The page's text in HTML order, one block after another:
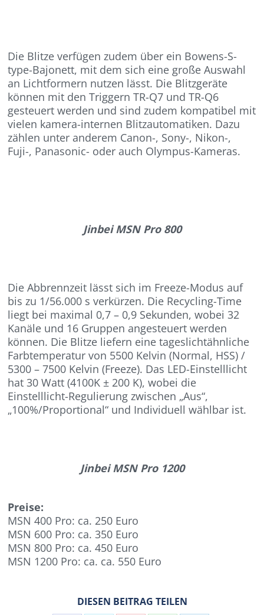
Die Blitze verfügen zudem über ein Bowens-S-
type-Bajonett, mit dem sich eine große Auswahl
an Lichtformern nutzen lässt. Die Blitzgeräte
können mit den Triggern TR-Q7 und TR-Q6
gesteuert werden und sind zudem kompatibel mit
vielen kamera-internen Blitzautomatiken. Dazu
zählen unter anderem Canon-, Sony-, Nikon-,
Fuji-, Panasonic- oder auch Olympus-Kameras.
Jinbei MSN Pro 800
Die Abbrennzeit lässt sich im Freeze-Modus auf
bis zu 1/56.000 s verkürzen. Die Recycling-Time
liegt bei maximal 0,7 – 0,9 Sekunden, wobei 32
Kanäle und 16 Gruppen angesteuert werden
können. Die Blitze liefern eine tageslichtähnliche
Farbtemperatur von 5500 Kelvin (Normal, HSS) /
5300 – 7500 Kelvin (Freeze). Das LED-Einstelllicht
hat 30 Watt (4100K ± 200 K), wobei die
Einstelllicht-Regulierung zwischen „Aus“,
„100%/Proportional“ und Individuell wählbar ist.
Jinbei MSN Pro 1200
Preise:
MSN 400 Pro: ca. 250 Euro
MSN 600 Pro: ca. 350 Euro
MSN 800 Pro: ca. 450 Euro
MSN 1200 Pro: ca. ca. 550 Euro
DIESEN BEITRAG TEILEN